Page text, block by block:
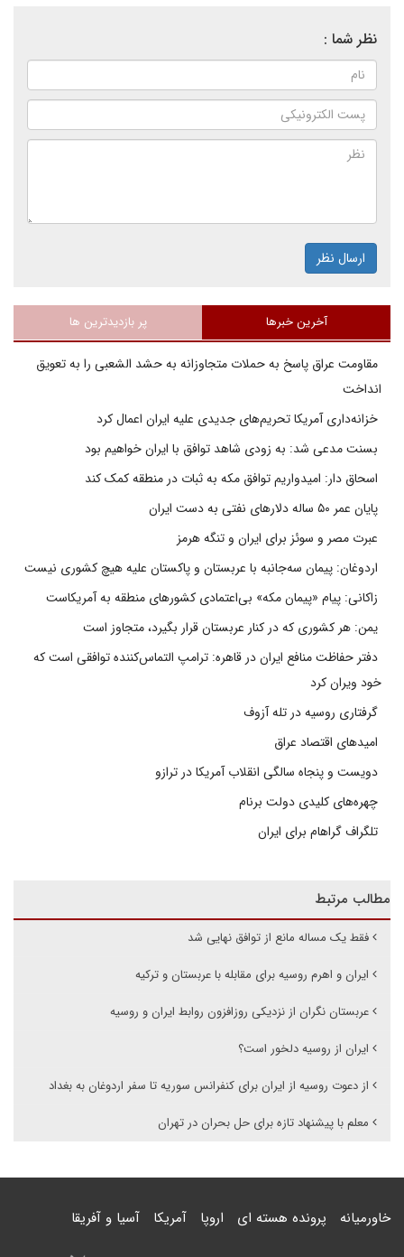
نظر شما :
ارسال نظر
آخرین خبرها پر بازدیدترین ها
مقاومت عراق پاسخ به حملات متجاوزانه به حشد الشعبی را به تعویق
انداخت
خزانه‌داری آمریکا تحریم‌های جدیدی علیه ایران اعمال کرد
بسنت مدعی شد: به زودی شاهد توافق با ایران خواهیم بود
اسحاق دار: امیدواریم توافق مکه به ثبات در منطقه کمک کند
پایان عمر ۵۰ ساله دلارهای نفتی به دست ایران
عبرت مصر و سوئز برای ایران و تنگه هرمز
اردوغان: پیمان سه‌جانبه با عربستان و پاکستان علیه هیچ کشوری نیست
زاکانی: پیام «پیمان مکه» بی‌اعتمادی کشورهای منطقه به آمریکاست
یمن: هر کشوری که در کنار عربستان قرار بگیرد، متجاوز است
دفتر حفاظت منافع ایران در قاهره: ترامپ التماس‌کننده توافقی است که
خود ویران کرد
گرفتاری روسیه در تله آزوف
امیدهای اقتصاد عراق
دویست و پنجاه سالگی انقلاب آمریکا در ترازو
چهره‌های کلیدی دولت برنام
تلگراف گراهام برای ایران
مطالب مرتبط
فقط یک مساله مانع از توافق نهایی شد
ایران و اهرم روسیه برای مقابله با عربستان و ترکیه
عربستان نگران از نزدیکی روزافزون روابط ایران و روسیه
ایران از روسیه دلخور است؟
از دعوت روسیه از ایران برای کنفرانس سوریه تا سفر اردوغان به بغداد
معلم با پیشنهاد تازه برای حل بحران در تهران
خاورمیانه پرونده هسته ای اروپا آمریکا آسیا و آفریقا